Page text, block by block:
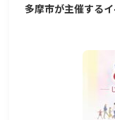
多摩市が主催する